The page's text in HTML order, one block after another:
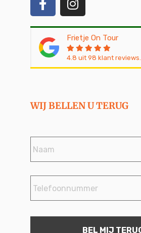
Frietje On Tour
4.8 uit 98 klant reviews.
WIJ BELLEN U TERUG
Naam *
Telefoonnummer *